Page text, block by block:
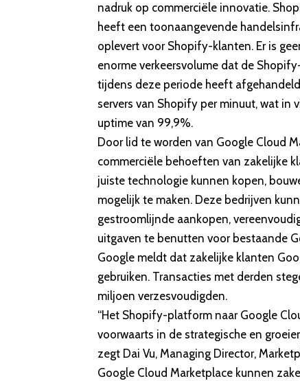
nadruk op commerciële innovatie.
heeft een toonaangevende
oplevert voor Shopify-klanten. Er is
enorme verkeersvolume dat de
tijdens deze periode heeft afgehandeld
servers van Shopify per minuut, wat in
uptime van 99,9%.
Door lid te worden van Google Cloud
commerciële behoeften van zakelijke
juiste technologie kunnen kopen,
mogelijk te maken. Deze bedrijven
gestroomlijnde aankopen,
uitgaven te benutten voor bestaande
Google meldt dat zakelijke klanten
gebruiken. Transacties met derden
miljoen verzesvoudigden.
“Het Shopify-platform naar Google
voorwaarts in de strategische en
zegt Dai Vu, Managing Director,
Google Cloud Marketplace kunnen